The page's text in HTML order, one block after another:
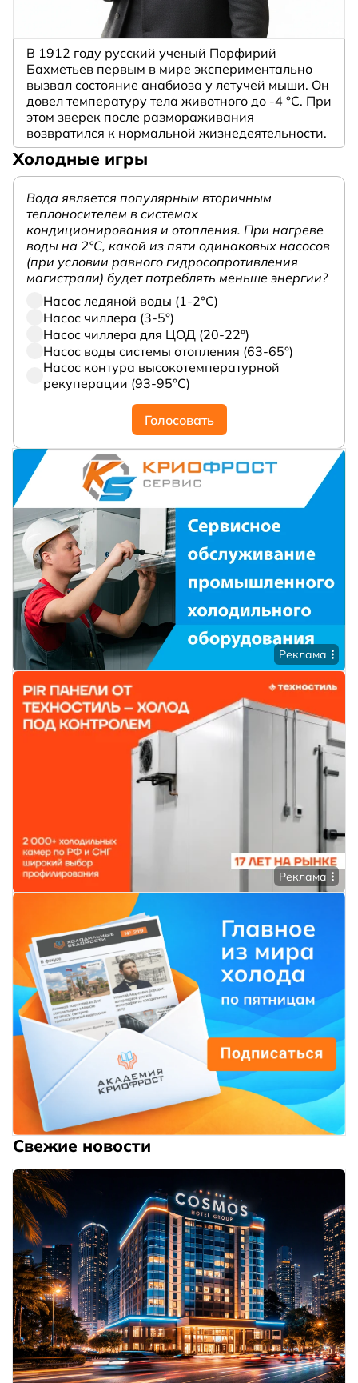
В 1912 году русский ученый Порфирий
Бахметьев первым в мире экспериментально
вызвал состояние анабиоза у летучей мыши. Он
довел температуру тела животного до -4 °C. При
этом зверек после размораживания
возвратился к нормальной жизнедеятельности.
Холодные игры
Вода является популярным вторичным
теплоносителем в системах
кондиционирования и отопления. При нагреве
воды на 2°С, какой из пяти одинаковых насосов
(при условии равного гидросопротивления
магистрали) будет потреблять меньше энергии?
Насос ледяной воды (1-2°С)
Насос чиллера (3-5°)
Насос чиллера для ЦОД (20-22°)
Насос воды системы отопления (63-65°)
Насос контура высокотемпературной
рекуперации (93-95°С)
Голосовать
Реклама
Реклама
Свежие новости